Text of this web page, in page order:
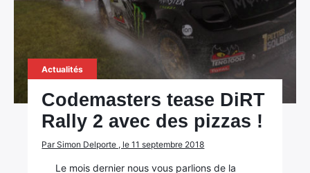
Actualités
Codemasters tease DiRT
Rally 2 avec des pizzas !
Par Simon Delporte , le 11 septembre 2018
Le mois dernier nous vous parlions de la